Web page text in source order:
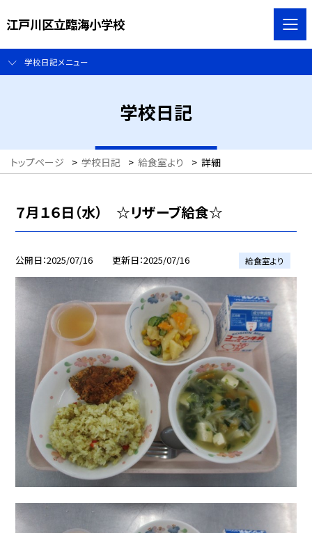
江戸川区立臨海小学校
学校日記メニュー
学校日記
トップページ > 学校日記 > 給食室より > 詳細
７月１６日（水） ☆リザーブ給食☆
公開日 2025/07/16 更新日 2025/07/16 給食室より